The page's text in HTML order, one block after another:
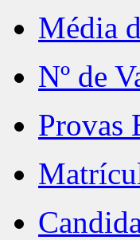
Média
Nº de
Provas